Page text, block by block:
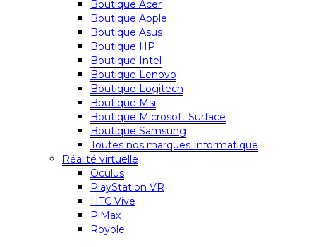
Boutique Acer
Boutique Apple
Boutique Asus
Boutique HP
Boutique Intel
Boutique Lenovo
Boutique Logitech
Boutique Msi
Boutique Microsoft Surface
Boutique Samsung
Toutes nos marques Informatique
Réalité virtuelle
Oculus
PlayStation VR
HTC Vive
PiMax
Royole